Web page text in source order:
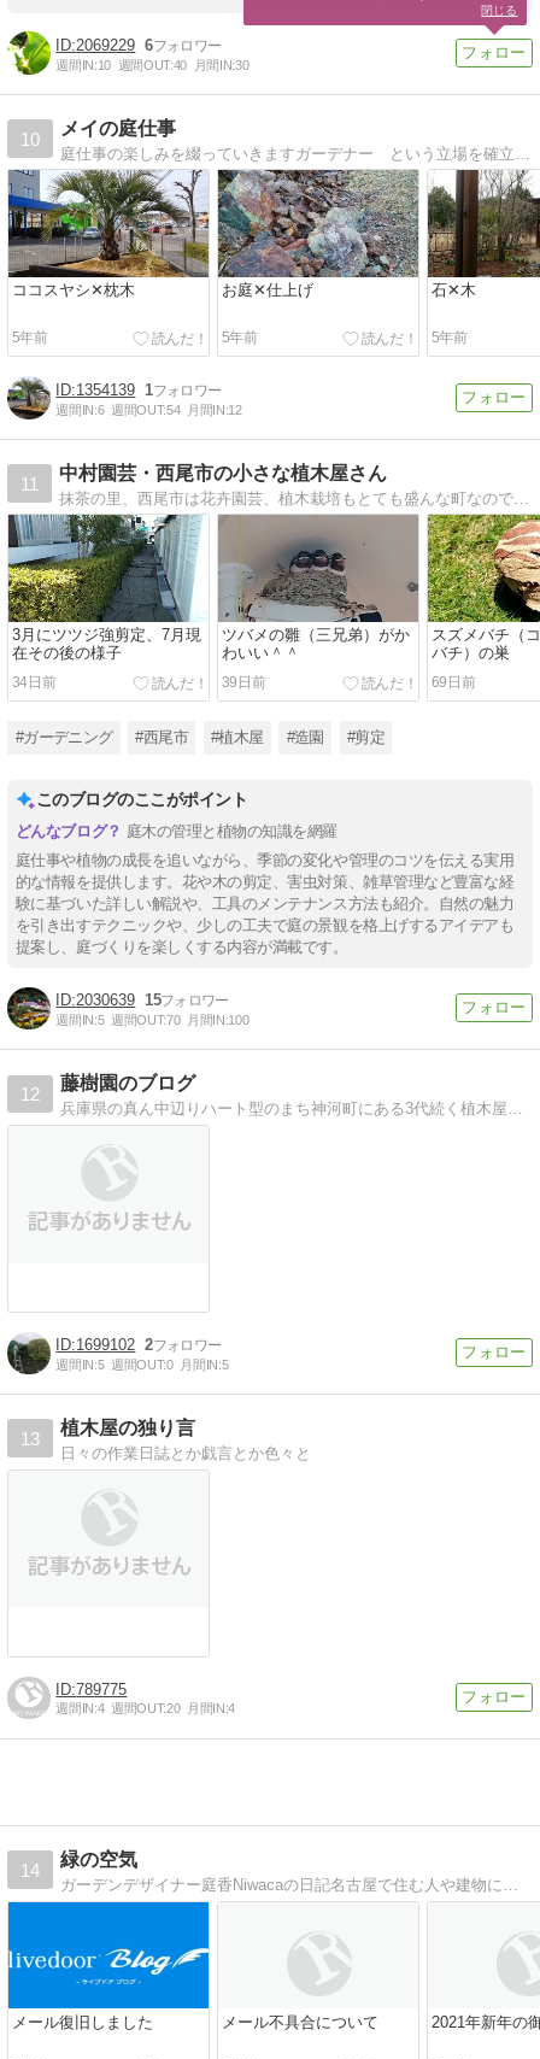
2069229 6
週間IN:10 週間OUT:40 月間IN:30
10
メイの庭仕事
ココスヤシ✕枕木
5年前
お庭✕仕上げ
5年前
石✕木
5年前
1354139 1
週間IN:6 週間OUT:54 月間IN:12
11
中村園芸・西尾市の小さな植木屋さん
抹茶の里、西尾市は花卉園芸、植木栽培もとても盛んな町なのです。そこでの日々の園芸事をＵＰしてます＾＾
3月にツツジ強剪定、7月現
在その後の様子
34日前
ツバメの雛（三兄弟）がか
わいい＾＾
39日前
スズメバチ（
バチ）の巣
69日前
#ガーデニング #西尾市 #植木屋 #造園 #剪定
このブログのここがポイント
庭木の管理と植物の知識を網羅
庭仕事や植物の成長を追いながら、季節の変化や管理のコツを伝える実用
的な情報を提供します。花や木の剪定、害虫対策、雑草管理など豊富な経
験に基づいた詳しい解説や、工具のメンテナンス方法も紹介。自然の魅力
を引き出すテクニックや、少しの工夫で庭の景観を格上げするアイデアも
提案し、庭づくりを楽しくする内容が満載です。
2030639 15
週間IN:5 週間OUT:70 月間IN:100
12
藤樹園のブログ
1699102 2
週間IN:5 週間OUT:0 月間IN:5
13
植木屋の独り言
日々の作業日誌とか戯言とか色々と
789775
週間IN:4 週間OUT:20 月間IN:4
14
緑の空気
メール復旧しました メール不具合について 2021年新年の
閉じる